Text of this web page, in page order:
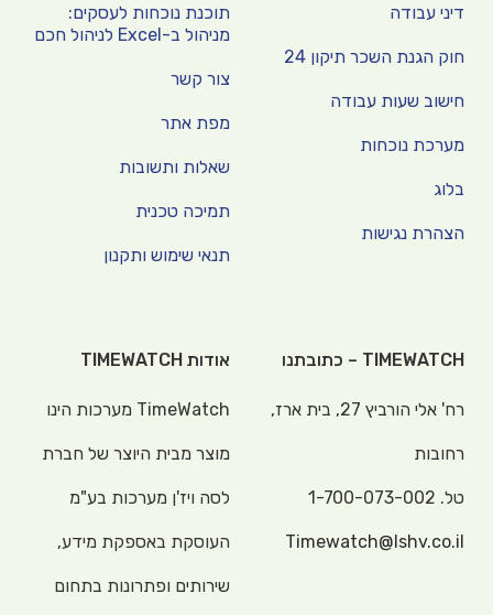
דיני עבודה
חוק הגנת השכר תיקון 24
חישוב שעות עבודה
מערכת נוכחות
בלוג
הצהרת נגישות
תוכנת נוכחות לעסקים:
מניהול ב-Excel לניהול חכם
צור קשר
מפת אתר
שאלות ותשובות
תמיכה טכנית
תנאי שימוש ותקנון
TIMEWATCH – כתובתנו
רח' אלי הורביץ 27, בית ארז,
רחובות
טל. 1-700-073-002
Timewatch@lshv.co.il
אודות TIMEWATCH
TimeWatch מערכות הינו
מוצר מבית היוצר של חברת
לסה ויז'ן מערכות בע"מ
העוסקת באספקת מידע,
שירותים ופתרונות בתחום